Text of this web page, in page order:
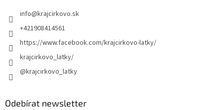
info@krajcirkovo.sk
+421908414561
https://www.facebook.com/krajcirkovo-latky/
krajcirkovo_latky/
@krajcirkovo_latky
Odebírat newsletter